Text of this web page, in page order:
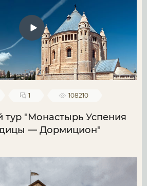
1 108210
тур "Монастырь Успения
— Дормицион"